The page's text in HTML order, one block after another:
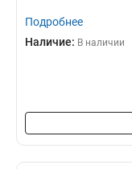
Подробнее
Наличие: В наличии